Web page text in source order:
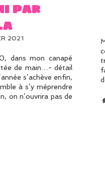
par
2021
dans mon canapé
de main…- détail
s’achève enfin,
à s’y méprendre
on n’ouvrira pas de